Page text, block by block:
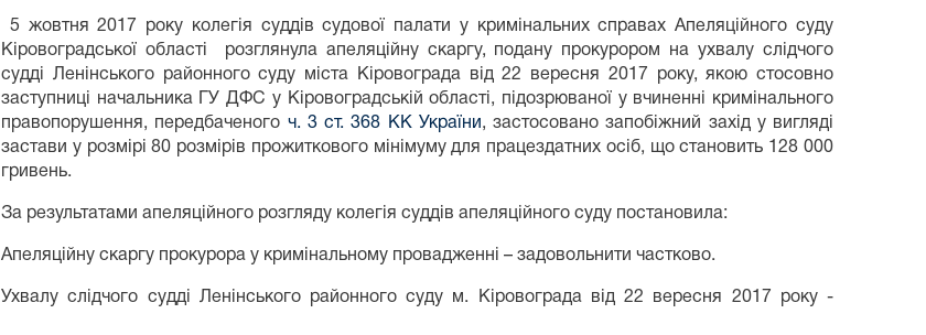
5 жовтня 2017 року колегія суддів судової палати у кримінальних справах Апеляційного суду
Кіровоградської області розглянула апеляційну скаргу, подану прокурором на ухвалу слідчого
судді Ленінського районного суду міста Кіровограда від 22 вересня 2017 року, якою стосовно
заступниці начальника ГУ ДФС у Кіровоградській області, підозрюваної у вчиненні кримінального
правопорушення, передбаченого ч. 3 ст. 368 КК України , застосовано запобіжний захід у вигляді
застави у розмірі 80 розмірів прожиткового мінімуму для працездатних осіб, що становить 128 000
гривень.
За результатами апеляційного розгляду колегія суддів апеляційного суду постановила:
Апеляційну скаргу прокурора у кримінальному провадженні – задовольнити частково.
Ухвалу слідчого судді Ленінського районного суду м. Кіровограда від 22 вересня 2017 року -